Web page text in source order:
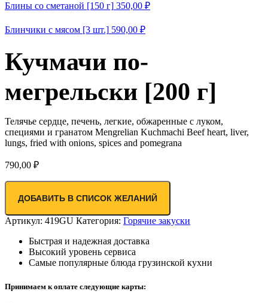
Блины со сметаной [150 г] 350,00 ₽
Блинчики с мясом [3 шт.] 590,00 ₽
Кучмачи по-
мегрельски [200 г]
Телячье сердце, печень, легкие, обжаренные с луком,
специями и гранатом Mengrelian Kuchmachi Beef heart, liver,
lungs, fried with onions, spices and pomegrana
790,00 ₽
ДОБАВИТЬ В СПИСОК ЖЕЛАНИЙ
Артикул: 419GU Категория: Горячие закуски
Быстрая и надежная доставка
Высокий уровень сервиса
Самые популярные блюда грузинской кухни
Принимаем к оплате следующие карты: